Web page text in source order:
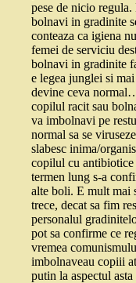
pese de nicio
bolnavi in gradinite
conteaza ca igiena
femei de serviciu
bolnavi in gradinite
e legea junglei si
devine ceva
copilul racit sau
va imbolnavi pe
normal sa se
slabesc inima/
copilul cu antibiotice
termen lung s-a
alte boli. E mult mai
trece, decat sa fim
personalul
pot sa confirme ce
vremea
imbolnaveau copiii
putin la aspectul